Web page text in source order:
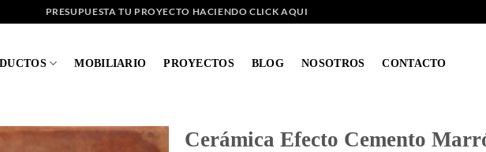
PRESUPUESTA TU PROYECTO HACIENDO CLICK AQUI
MOBILIARIO PROYECTOS BLOG NOSOTROS CONTACTO
Cerámica Efecto Cemento